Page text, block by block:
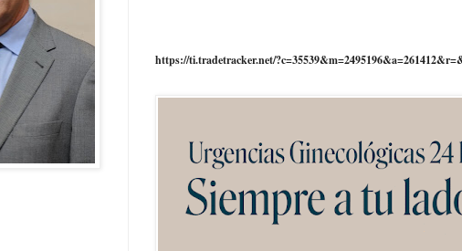
https://ti.tradetracker.net/